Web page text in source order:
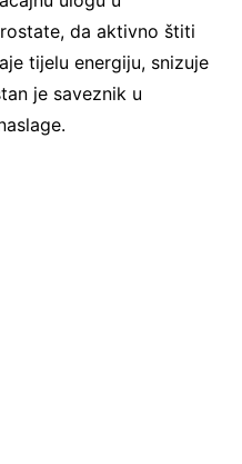
da aktivno štiti
tijelu energiju, snizuje
je saveznik u